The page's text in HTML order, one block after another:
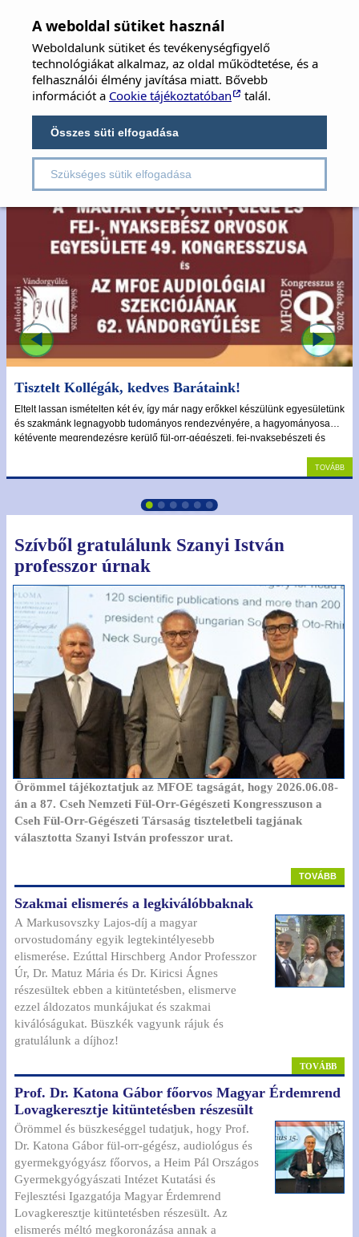
MFOE
MAGYAR FÜL-, ORR-, GÉGE ÉS FEJ-,
NYAKSEBÉSZ ORVOSOK EGYESÜLETE
Hungarian Society of Oto-Rhino-Laryngology,
Head & Neck Surgery
Tisztelt Kollégák, kedves Barátaink!
Eltelt lassan ismételten két év, így már nagy erőkkel készülünk egyesületünk
és szakmánk legnagyobb tudományos rendezvényére, a hagyományosan
kétévente megrendezésre kerülő fül-orr-gégészeti, fej-nyaksebészeti és
rendezvényeinknek, egyesületünk új vezetése azonban úgy döntött, hogy
2026 októberében visszatérünk a gyönyörű Balaton partjára, Siófokra.
Tovább
Szívből gratulálunk Szanyi István
professzor úrnak
Örömmel tájékoztatjuk az MFOE tagságát, hogy 2026.06.08-
án a 87. Cseh Nemzeti Fül-Orr-Gégészeti Kongresszuson a
Cseh Fül-Orr-Gégészeti Társaság tiszteletbeli tagjának
választotta Szanyi István professzor urat.
TOVÁBB
Szakmai elismerés a legkiválóbbaknak
A Markusovszky Lajos-díj a magyar
orvostudomány egyik legtekintélyesebb
elismerése. Ezúttal Hirschberg Andor Professzor
Úr, Dr. Matuz Mária és Dr. Kiricsi Ágnes
részesültek ebben a kitüntetésben, elismerve
ezzel áldozatos munkájukat és szakmai
kiválóságukat. Büszkék vagyunk rájuk és
gratulálunk a díjhoz!
TOVÁBB
Prof. Dr. Katona Gábor főorvos Magyar Érdemrend
Lovagkeresztje kitüntetésben részesült
Örömmel és büszkeséggel tudatjuk, hogy Prof.
Dr. Katona Gábor fül-orr-gégész, audiológus és
gyermekgyógyász főorvos, a Heim Pál Országos
Gyermekgyógyászati Intézet Kutatási és
Fejlesztési Igazgatója Magyar Érdemrend
Lovagkeresztje kitüntetésben részesült. Az
elismerés méltó megkoronázása annak a
A weboldal sütiket használ
Weboldalunk sütiket és tevékenységfigyelő
technológiákat alkalmaz, az oldal működtetése, és a
felhasználói élmény javítása miatt. Bővebb
információt a Cookie tájékoztatóban talál.
Összes süti elfogadása
Szükséges sütik elfogadása